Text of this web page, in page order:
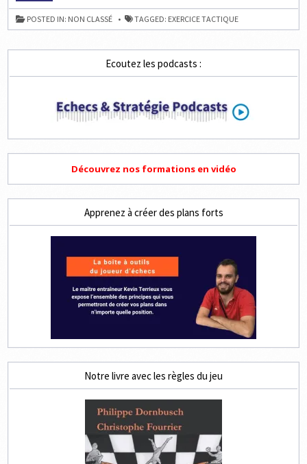
ET
4
COUPS
MAT
EN
2,
3
4
POSTED IN: NON CLASSÉ TAGGED: EXERCICE TACTIQUE
Ecoutez les podcasts :
Découvrez nos formations en vidéo
Apprenez à créer des plans forts
Notre livre avec les règles du jeu